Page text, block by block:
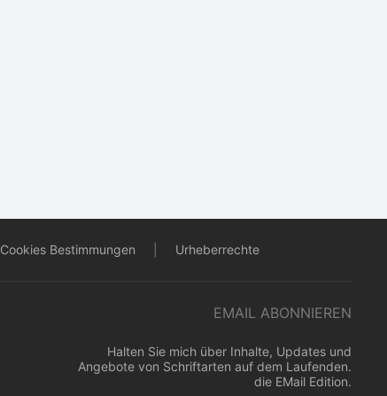
Cookies Bestimmungen Urheberrechte
EMAIL ABONNIEREN
Halten Sie mich über Inhalte, Updates und
Angebote von Schriftarten auf dem Laufenden.
die EMail Edition.